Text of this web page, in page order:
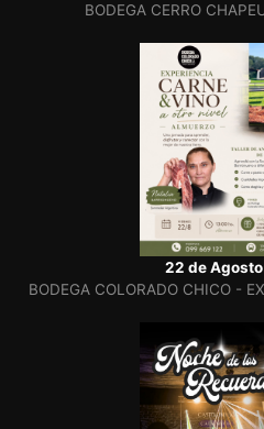
BODEGA CERRO
22 de
BODEGA COLORADO CHICO -